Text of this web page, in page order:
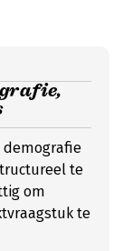
demografie
te
om
te